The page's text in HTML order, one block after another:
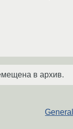
в архив.
General